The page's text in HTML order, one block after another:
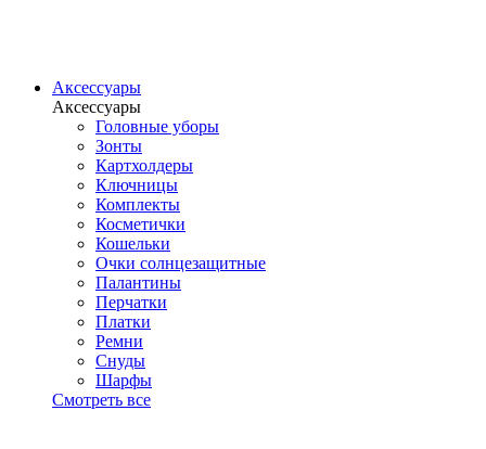
Аксессуары
Аксессуары
Головные уборы
Зонты
Картхолдеры
Ключницы
Комплекты
Косметички
Кошельки
Очки солнцезащитные
Палантины
Перчатки
Платки
Ремни
Снуды
Шарфы
Смотреть все